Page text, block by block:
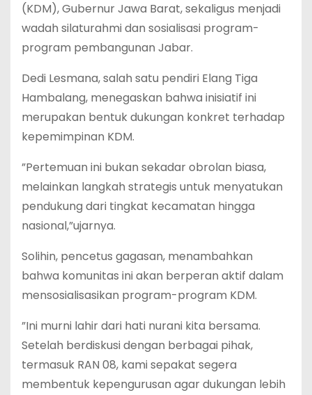
(KDM), Gubernur Jawa Barat, sekaligus menjadi
wadah silaturahmi dan sosialisasi program-
program pembangunan Jabar.
‎Dedi Lesmana, salah satu pendiri Elang Tiga
Hambalang, menegaskan bahwa inisiatif ini
merupakan bentuk dukungan konkret terhadap
kepemimpinan KDM.
‎”Pertemuan ini bukan sekadar obrolan biasa,
melainkan langkah strategis untuk menyatukan
pendukung dari tingkat kecamatan hingga
nasional,”ujarnya.
‎Solihin, pencetus gagasan, menambahkan
bahwa komunitas ini akan berperan aktif dalam
mensosialisasikan program-program KDM.
‎”Ini murni lahir dari hati nurani kita bersama.
Setelah berdiskusi dengan berbagai pihak,
termasuk RAN 08, kami sepakat segera
membentuk kepengurusan agar dukungan lebih